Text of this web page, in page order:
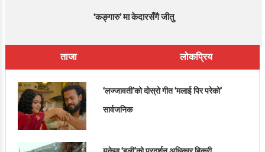
‘कङ्गारु’ मा केदारसँगै जीतु
ताजा लोकप्रिय
‘लज्जावती’को दोस्रो गीत ‘मलाई पिर परेको’
सार्वजनिक